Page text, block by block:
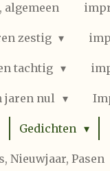
zestig
tachtig
jaren nul
Gedichten
Nieuwjaar, Pasen